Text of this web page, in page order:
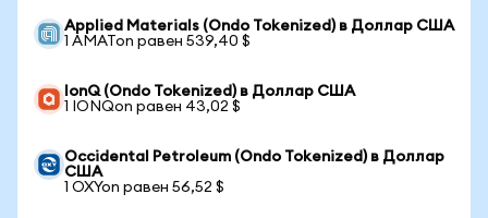
Applied Materials (Ondo Tokenized) в Доллар США
1 AMATon равен 539,40 $
IonQ (Ondo Tokenized) в Доллар США
1 IONQon равен 43,02 $
Occidental Petroleum (Ondo Tokenized) в Доллар
США
1 OXYon равен 56,52 $